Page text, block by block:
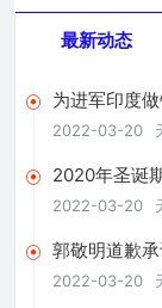
最新动态
为进军印度
2022-03-20
2020年圣诞
超4亿美元
2022-03-20
郭敬明道歉
税收益
2022-03-20